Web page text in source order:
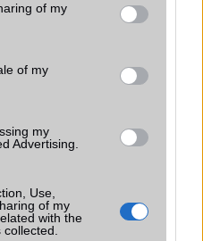
behaviour. You may click to
and its third-party tags to
purposes in below Google
of my
of my
my
Advertising.
Use,
of my
with the
intelligencia-
kezelőfelületet hoz,
az út vége.
dátum - ekkor
az Apple az új
iPhone Ultra is
szóló
a rajtot.